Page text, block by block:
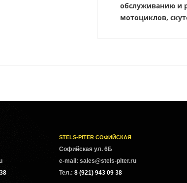
обслуживанию и
мотоциклов,
STELS-PITER СОФИЙСКАЯ
Софийская ул. 6Б
e-mail: sales@stels-piter.ru
Тел.: 8 (921) 943 09 38